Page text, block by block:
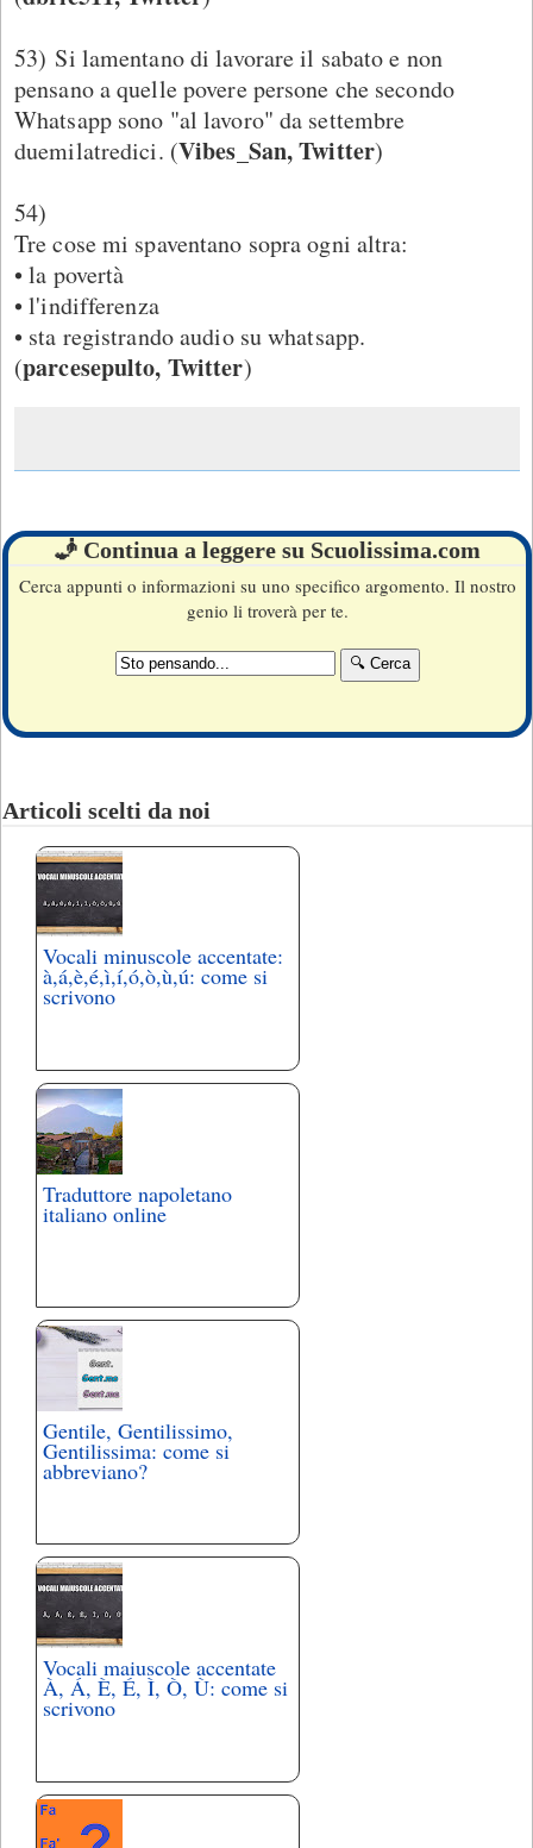
53) Si lamentano di lavorare il sabato e non
pensano a quelle povere persone che secondo
Whatsapp sono "al lavoro" da settembre
duemilatredici. (Vibes_San, Twitter)
54)
Tre cose mi spaventano sopra ogni altra:
• la povertà
• l'indifferenza
• sta registrando audio su whatsapp.
(parcesepulto, Twitter)
🧞 Continua a leggere su Scuolissima.com
Cerca appunti o informazioni su uno specifico argomento. Il nostro
genio li troverà per te.
Articoli scelti da noi
Vocali minuscole accentate:
à,á,è,é,ì,í,ó,ò,ù,ú: come si
scrivono
Traduttore napoletano
italiano online
Gentile, Gentilissimo,
Gentilissima: come si
abbreviano?
Vocali maiuscole accentate
À, Á, È, É, Ì, Ò, Ù: come si
scrivono